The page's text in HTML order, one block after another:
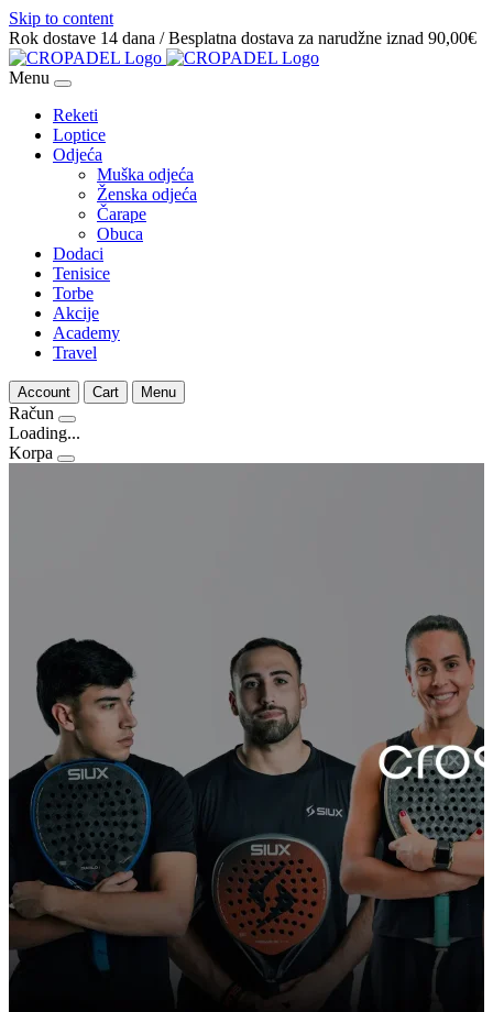
Skip to content
Rok dostave 14 dana / Besplatna dostava za narudžne iznad 90,00€
Menu
Reketi
Loptice
Odjeća
Muška odjeća
Ženska odjeća
Čarape
Obuca
Dodaci
Tenisice
Torbe
Akcije
Academy
Travel
Account Cart Menu
Račun
Loading...
Korpa